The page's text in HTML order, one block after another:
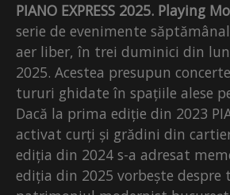
PIANO EXPRESS 2025. Playing
serie de evenimente
aer liber, în trei duminici din
2025. Acestea presupun
tururi ghidate în spațiile alese
Dacă la prima ediție din 2023
activat curți și grădini din
ediția din 2024 s-a adresat
ediția din 2025 vorbește despre